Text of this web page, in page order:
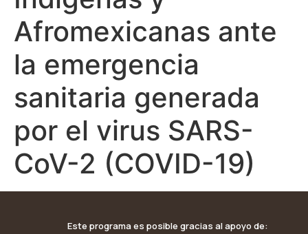
Afromexicanas ante
la emergencia
sanitaria generada
por el virus SARS-
CoV-2 (COVID-19)
Este programa es posible gracias al apoyo de: